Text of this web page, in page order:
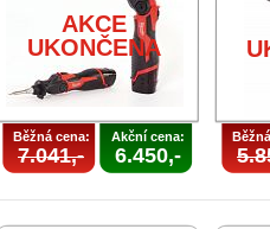
AKCE
UKONČENA
Běžná cena:
7.041,-
Akční cena:
6.450,-